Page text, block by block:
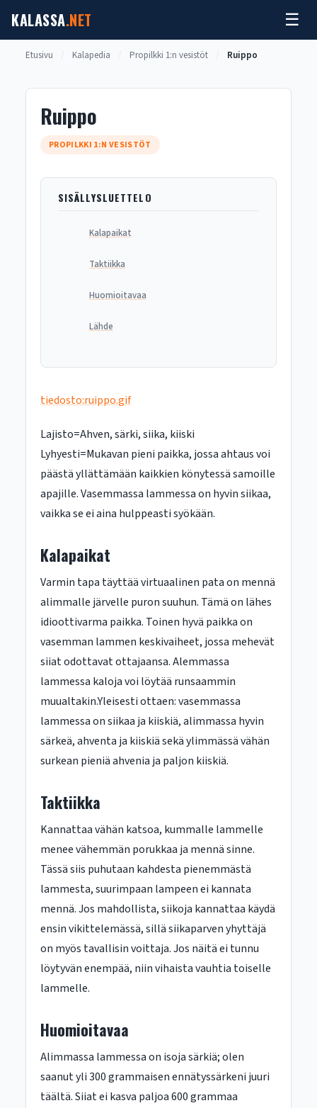
sisältöön
KALASSA.NET ☰
Etusivu Kalapedia Propilkki 1:n vesistöt Ruippo
Ruippo
PROPILKKI 1:N VESISTÖT
SISÄLLYSLUETTELO
Kalapaikat
Taktiikka
Huomioitavaa
Lähde
tiedosto:ruippo.gif
Lajisto=Ahven, särki, siika, kiiski
Lyhyesti=Mukavan pieni paikka, jossa ahtaus voi
päästä yllättämään kaikkien könytessä samoille
apajille. Vasemmassa lammessa on hyvin siikaa,
vaikka se ei aina hulppeasti syökään.
Kalapaikat
Varmin tapa täyttää virtuaalinen pata on mennä
alimmalle järvelle puron suuhun. Tämä on lähes
idioottivarma paikka. Toinen hyvä paikka on
vasemman lammen keskivaiheet, jossa mehevät
siiat odottavat ottajaansa. Alemmassa
lammessa kaloja voi löytää runsaammin
muualtakin.Yleisesti ottaen: vasemmassa
lammessa on siikaa ja kiiskiä, alimmassa hyvin
särkeä, ahventa ja kiiskiä sekä ylimmässä vähän
surkean pieniä ahvenia ja paljon kiiskiä.
Taktiikka
Kannattaa vähän katsoa, kummalle lammelle
menee vähemmän porukkaa ja mennä sinne.
Tässä siis puhutaan kahdesta pienemmästä
lammesta, suurimpaan lampeen ei kannata
mennä. Jos mahdollista, siikoja kannattaa käydä
ensin vikittelemässä, sillä siikaparven yhyttäjä
on myös tavallisin voittaja. Jos näitä ei tunnu
löytyvän enempää, niin vihaista vauhtia toiselle
lammelle.
Huomioitavaa
Alimmassa lammessa on isoja särkiä; olen
saanut yli 300 grammaisen ennätyssärkeni juuri
täältä. Siiat ei kasva paljoa 600 grammaa